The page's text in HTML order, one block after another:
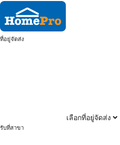
ที่อยู่จัดส่ง
เลือกที่อยู่จัดส่ง
รับที่สาขา